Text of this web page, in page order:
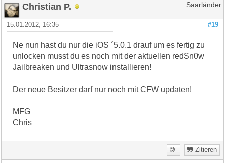
Christian P. Saarländer
#19
15.01.2012, 16:35
Ne nun hast du nur die iOS ´5.0.1 drauf um es fertig zu
unlocken musst du es noch mit der aktuellen redSn0w
Jailbreaken und Ultrasnow installieren!
Der neue Besitzer darf nur noch mit CFW updaten!
MFG
Chris
Zitieren